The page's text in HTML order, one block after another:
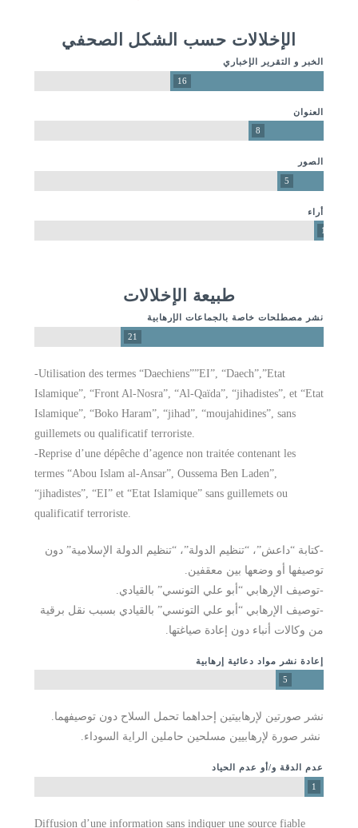
الإخلالات حسب الشكل الصحفي
الخبر و التقرير الإخباري
16
العنوان
8
الصور
5
أراء
1
طبيعة الإخلالات
نشر مصطلحات خاصة بالجماعات الإرهابية
21
-Utilisation des termes “Daechiens””EI”, “Daech”,”Etat
Islamique”, “Front Al‐Nosra”, “Al‐Qaïda”, “jihadistes”, et “Etat
Islamique”, “Boko Haram”, “jihad”, “moujahidines”, sans
guillemets ou qualificatif terroriste.
-Reprise d’une dépêche d’agence non traitée contenant les
termes “Abou Islam al‐Ansar”, Oussema Ben Laden”,
“jihadistes”, “EI” et “Etat Islamique” sans guillemets ou
qualificatif terroriste.
-كتابة “داعش”، “تنظيم الدولة”، “تنظيم الدولة الإسلامية” دون
توصيفها أو وضعها بين معقفين.
-توصيف الإرهابي “أبو علي التونسي” بالقيادي. ­
-توصيف الإرهابي “أبو علي التونسي” بالقيادي بسبب نقل برقية
من وكالات أنباء دون إعادة صياغتها.
إعادة نشر مواد دعائية إرهابية
5
نشر صورتين لإرهابيتين إحداهما تحمل السلاح دون توصيفهما.
­ نشر صورة لإرهابيين مسلحين حاملين الراية السوداء.
عدم الدقة و/أو عدم الحياد
1
Diffusion d’une information sans indiquer une source fiable